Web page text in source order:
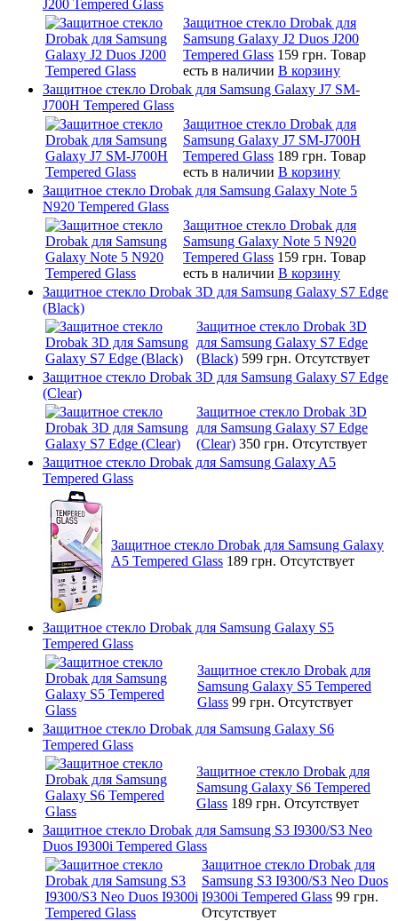
J200 Tempered Glass
Защитное стекло Drobak для
Samsung Galaxy J2 Duos J200
Tempered Glass 159 грн. Товар
есть в наличии В корзину
Защитное стекло Drobak для Samsung Galaxy J7 SM-
J700H Tempered Glass
Защитное стекло Drobak для
Samsung Galaxy J7 SM-J700H
Tempered Glass 189 грн. Товар
есть в наличии В корзину
Защитное стекло Drobak для Samsung Galaxy Note 5
N920 Tempered Glass
Защитное стекло Drobak для
Samsung Galaxy Note 5 N920
Tempered Glass 159 грн. Товар
есть в наличии В корзину
Защитное стекло Drobak 3D для Samsung Galaxy S7 Edge
(Black)
Защитное стекло Drobak 3D
для Samsung Galaxy S7 Edge
(Black) 599 грн. Отсутствует
Защитное стекло Drobak 3D для Samsung Galaxy S7 Edge
(Clear)
Защитное стекло Drobak 3D
для Samsung Galaxy S7 Edge
(Clear) 350 грн. Отсутствует
Защитное стекло Drobak для Samsung Galaxy A5
Tempered Glass
Защитное стекло Drobak для Samsung Galaxy
A5 Tempered Glass 189 грн. Отсутствует
Защитное стекло Drobak для Samsung Galaxy S5
Tempered Glass
Защитное стекло Drobak для
Samsung Galaxy S5 Tempered
Glass 99 грн. Отсутствует
Защитное стекло Drobak для Samsung Galaxy S6
Tempered Glass
Защитное стекло Drobak для
Samsung Galaxy S6 Tempered
Glass 189 грн. Отсутствует
Защитное стекло Drobak для Samsung S3 I9300/S3 Neo
Duos I9300i Tempered Glass
Защитное стекло Drobak для
Samsung S3 I9300/S3 Neo Duos
I9300i Tempered Glass 99 грн.
Отсутствует